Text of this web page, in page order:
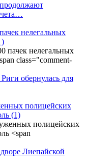
нелегальных
обернулась для
полицейских
(1)
Лиепайской